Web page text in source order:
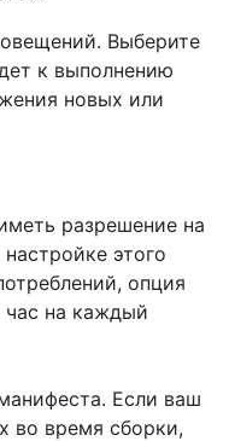
Выберите
к выполнению
новых или
разрешение на
этого
опция
час на каждый
Если ваш
во время сборки,